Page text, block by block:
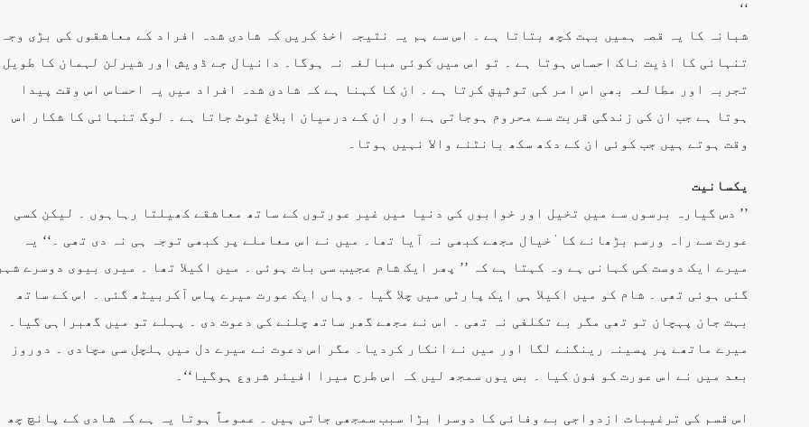
‘‘
شبانہ کا یہ قصہ ہمیں بہت کچھ بتاتا ہے ۔ اس سے ہم یہ نتیجہ اخذ کریں کہ شادی شدہ افراد کے معاشقوں کی بڑی وجہ
تنہائی کا اذیت ناک احساس ہوتا ہے ۔ تو اس میں کوئی مبالغہ نہ ہوگا۔ دانیال جے ڈویش اور شیرلن لہمان کا طویل
تجربہ اور مطالعہ بھی اس امر کی توثیق کرتا ہے ۔ ان کا کہنا ہے کہ شادی شدہ افراد میں یہ احساس اس وقت پیدا
ہوتا ہے جب ان کی زندگی قربت سے محروم ہوجاتی ہے اور ان کے درمیان ابلاغ ٹوٹ جاتا ہے ۔ لوگ تنہائی کا شکار اس
وقت ہوتے ہیں جب کوئی ان کے دکھ سکھ بانٹنے والا نہیں ہوتا۔
یکسانیت
’’ دس گیارہ برسوں سے میں تخیل اور خوابوں کی دنیا میں غیر عورتوں کے ساتھ معاشقے کھیلتا رہاہوں ۔ لیکن کسی
عورت سے راہ ورسم بڑھانے کا ٰخیال مجھے کبھی نہ آیا تھا۔ میں نے اس معاملے پر کبھی توجہ ہی نہ دی تھی ۔‘‘ یہ
میرے ایک دوست کی کہانی ہے وہ کہتا ہے کہ ’’ پھر ایک شام عجیب سی بات ہوئی ۔ میں اکیلا تھا ۔ میری بیوی دوسرے
گئی ہوئی تھی ۔ شام کو میں اکیلا ہی ایک پارٹی میں چلا گیا ۔ وہاں ایک عورت میرے پاس آکربیٹھ گئی ۔ اس کے ساتھ
بہت جان پہچان تو تھی مگر بے تکلفی نہ تھی ۔ اس نے مجھے گھر ساتھ چلنے کی دعوت دی ۔ پہلے تو میں گھبراہی گیا۔
میرے ماتھے پر پسینہ رینگنے لگا اور میں نے انکار کردیا۔ مگر اس دعوت نے میرے دل میں ہلچل سی مچادی ۔ دوروز
بعد میں نے اس عورت کو فون کیا ۔ بس یوں سمجھ لیں کہ اس طرح میرا افیئر شروع ہوگیا‘‘۔
اس قسم کی ترغیبات ازدواجی بے وفائی کا دوسرا بڑا سبب سمجھی جاتی ہیں ۔ عموماً ہوتا یہ ہے کہ شادی کے پانچ چھ